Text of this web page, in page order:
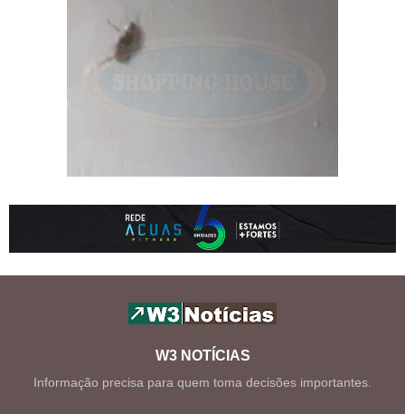
W3 NOTÍCIAS
Informação precisa para quem toma decisões importantes.